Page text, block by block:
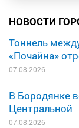
НОВОСТИ
Тоннель
«Почайна»
07.08.2026
В Бородянке
Центральной
07.08.2026